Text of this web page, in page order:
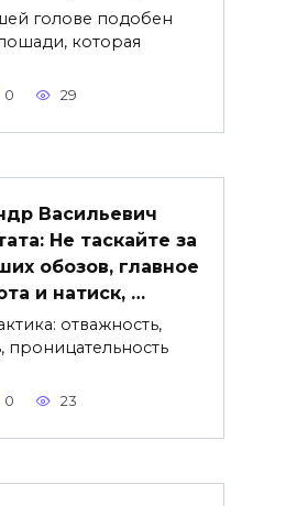
голове подобен
которая
0 29
Васильевич
Не таскайте за
обозов, главное
и натиск, …
отважность,
проницательность
0 23